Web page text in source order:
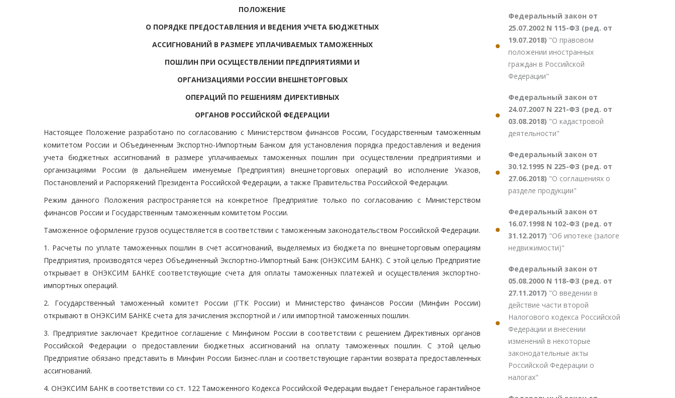
ПОЛОЖЕНИЕ
О ПОРЯДКЕ ПРЕДОСТАВЛЕНИЯ И ВЕДЕНИЯ УЧЕТА БЮДЖЕТНЫХ
АССИГНОВАНИЙ В РАЗМЕРЕ УПЛАЧИВАЕМЫХ ТАМОЖЕННЫХ
ПОШЛИН ПРИ ОСУЩЕСТВЛЕНИИ ПРЕДПРИЯТИЯМИ И
ОРГАНИЗАЦИЯМИ РОССИИ ВНЕШНЕТОРГОВЫХ
ОПЕРАЦИЙ ПО РЕШЕНИЯМ ДИРЕКТИВНЫХ
ОРГАНОВ РОССИЙСКОЙ ФЕДЕРАЦИИ
Настоящее Положение разработано по согласованию с Министерством финансов России, Государственным таможенным
комитетом России и Объединенным Экспортно-Импортным Банком для установления порядка предоставления и ведения
учета бюджетных ассигнований в размере уплачиваемых таможенных пошлин при осуществлении предприятиями и
организациями России (в дальнейшем именуемые Предприятия) внешнеторговых операций во исполнение Указов,
Постановлений и Распоряжений Президента Российской Федерации, а также Правительства Российской Федерации.
Режим данного Положения распространяется на конкретное Предприятие только по согласованию с Министерством
финансов России и Государственным таможенным комитетом России.
Таможенное оформление грузов осуществляется в соответствии с таможенным законодательством Российской Федерации.
1. Расчеты по уплате таможенных пошлин в счет ассигнований, выделяемых из бюджета по внешнеторговым операциям
Предприятия, производятся через Объединенный Экспортно-Импортный Банк (ОНЭКСИМ БАНК). С этой целью Предприятие
открывает в ОНЭКСИМ БАНКЕ соответствующие счета для оплаты таможенных платежей и осуществления экспортно-
импортных операций.
2. Государственный таможенный комитет России (ГТК России) и Министерство финансов России (Минфин России)
открывают в ОНЭКСИМ БАНКЕ счета для зачисления экспортной и / или импортной таможенных пошлин.
3. Предприятие заключает Кредитное соглашение с Минфином России в соответствии с решением Директивных органов
Российской Федерации о предоставлении бюджетных ассигнований на оплату таможенных пошлин. С этой целью
Предприятие обязано представить в Минфин России Бизнес-план и соответствующие гарантии возврата предоставленных
ассигнований.
4. ОНЭКСИМ БАНК в соответствии со ст. 122 Таможенного Кодекса Российской Федерации выдает Генеральное гарантийное
Федеральный закон от
25.07.2002 N 115-ФЗ (ред. от
19.07.2018) "О правовом
положении иностранных
граждан в Российской
Федерации"
Федеральный закон от
24.07.2007 N 221-ФЗ (ред. от
03.08.2018) "О кадастровой
деятельности"
Федеральный закон от
30.12.1995 N 225-ФЗ (ред. от
27.06.2018) "О соглашениях о
разделе продукции"
Федеральный закон от
16.07.1998 N 102-ФЗ (ред. от
31.12.2017) "Об ипотеке (залоге
недвижимости)"
Федеральный закон от
05.08.2000 N 118-ФЗ (ред. от
27.11.2017) "О введении в
действие части второй
Налогового кодекса Российской
Федерации и внесении
изменений в некоторые
законодательные акты
Российской Федерации о
налогах"